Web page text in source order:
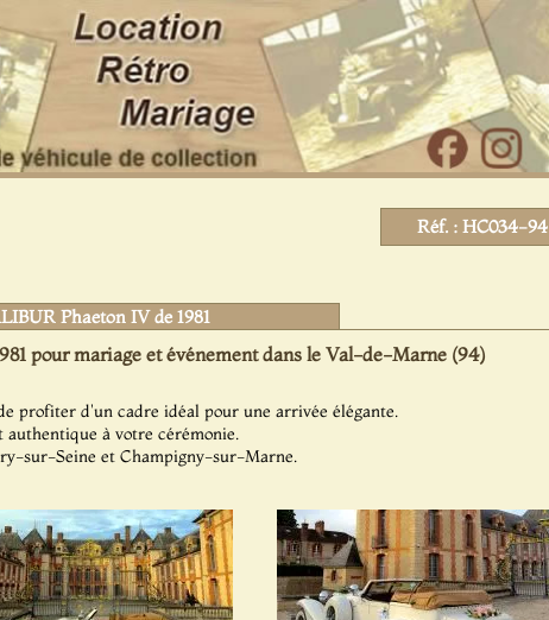
Réf. : HC034-94
Phaeton IV de 1981
pour mariage et événement dans le Val-de-Marne (94)
profiter d'un cadre idéal pour une arrivée élégante.
authentique à votre cérémonie.
sur-Seine et Champigny-sur-Marne.